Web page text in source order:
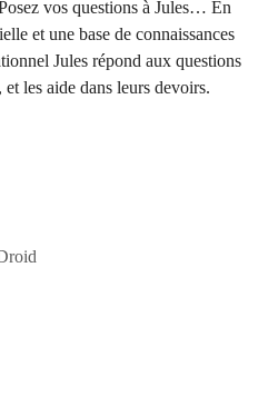
vos questions à Jules… En
et une base de connaissances
Jules répond aux questions
les aide dans leurs devoirs.